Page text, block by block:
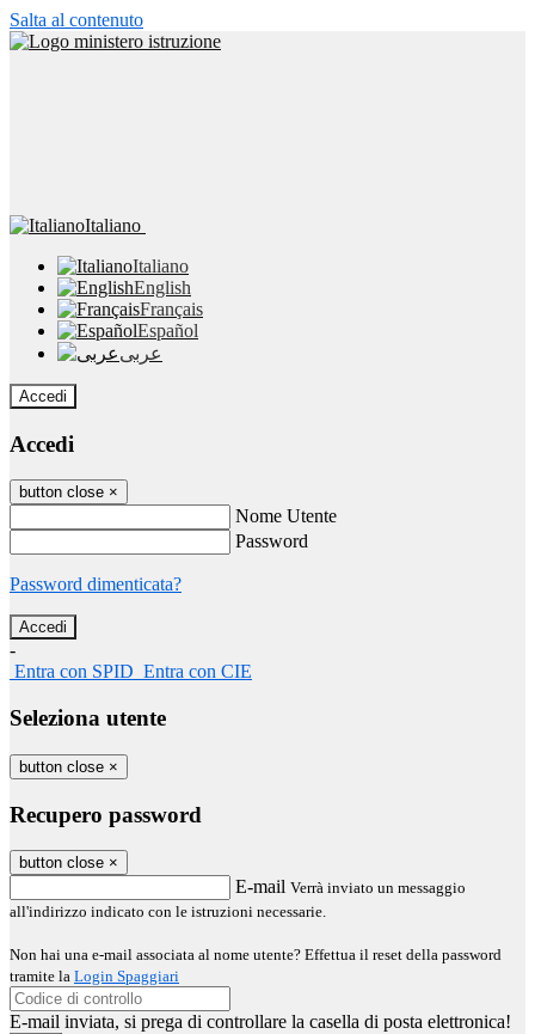
Salta al contenuto
Italiano
Italiano
English
Français
Español
عربى
Accedi
Accedi
button close ×
Nome Utente
Password
Password dimenticata?
-
Entra con SPID Entra con CIE
Seleziona utente
button close ×
Recupero password
button close ×
E-mail Verrà inviato un messaggio
all'indirizzo indicato con le istruzioni necessarie.
Non hai una e-mail associata al nome utente? Effettua il reset della password
tramite la Login Spaggiari
E-mail inviata, si prega di controllare la casella di posta elettronica!